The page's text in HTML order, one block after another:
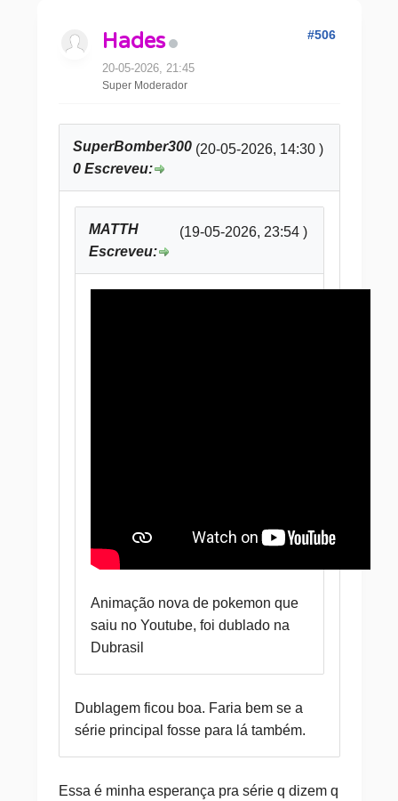
Hades
20-05-2026, 21:45
Super Moderador
#506
(20-05-2026, 14:30 )
SuperBomber300
0 Escreveu:
(19-05-2026, 23:54 )
MATTH
Escreveu:
Animação nova de pokemon que
saiu no Youtube, foi dublado na
Dubrasil
Dublagem ficou boa. Faria bem se a
série principal fosse para lá também.
Essa é minha esperança pra série q dizem q